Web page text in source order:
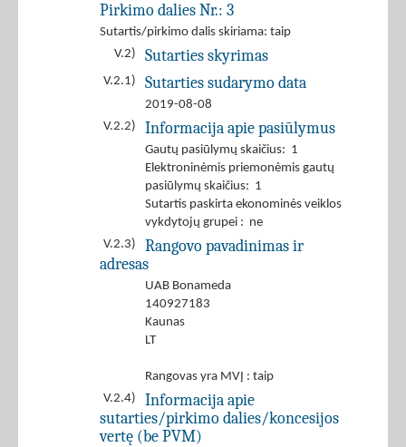
Pirkimo dalies Nr.: 3
Sutartis/pirkimo dalis skiriama: taip
V.2)
Sutarties skyrimas
V.2.1) Sutarties sudarymo data
2019-08-08
V.2.2)
Informacija apie pasiūlymus
Gautų pasiūlymų skaičius: 1
Elektroninėmis priemonėmis gautų
pasiūlymų skaičius: 1
Sutartis paskirta ekonominės veiklos
vykdytojų grupei : ne
V.2.3)
Rangovo pavadinimas ir
adresas
UAB Bonameda
140927183
Kaunas
LT
Rangovas yra MVĮ : taip
V.2.4)
Informacija apie
sutarties/pirkimo dalies/koncesijos
vertę (be PVM)